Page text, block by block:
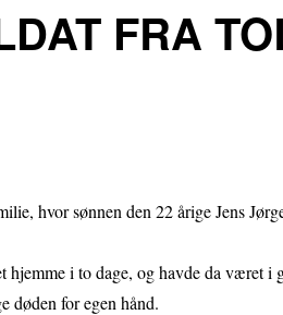
FRA
hvor sønnen den 22 årige Jens
hjemme i to dage, og havde da været i
døden for egen hånd.